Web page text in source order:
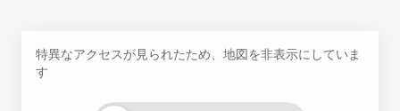
特異なアクセスが見られたため、地図を非表示にしていま
す